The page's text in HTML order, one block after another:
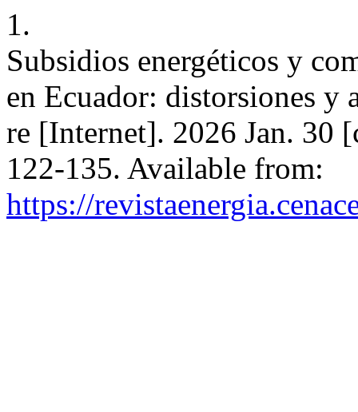
1.
Subsidios energéticos y
en Ecuador: distorsiones y
re [Internet]. 2026 Jan. 30
122-135. Available from:
https://